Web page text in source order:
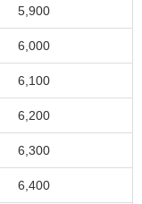
5,900
6,000
6,100
6,200
6,300
6,400